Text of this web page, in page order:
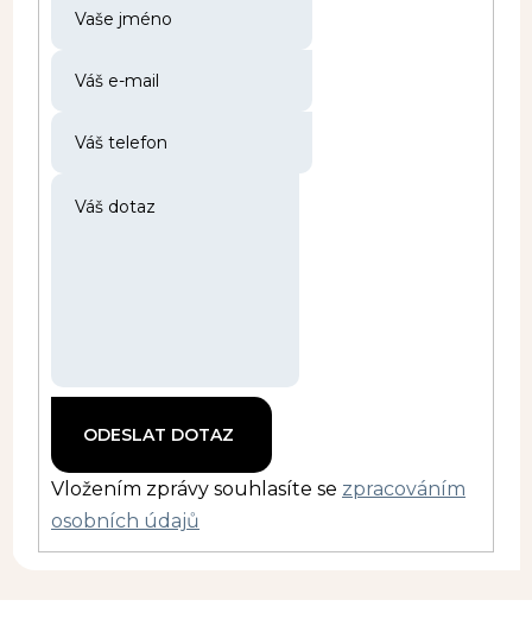
Vložením zprávy souhlasíte se zpracováním
osobních údajů